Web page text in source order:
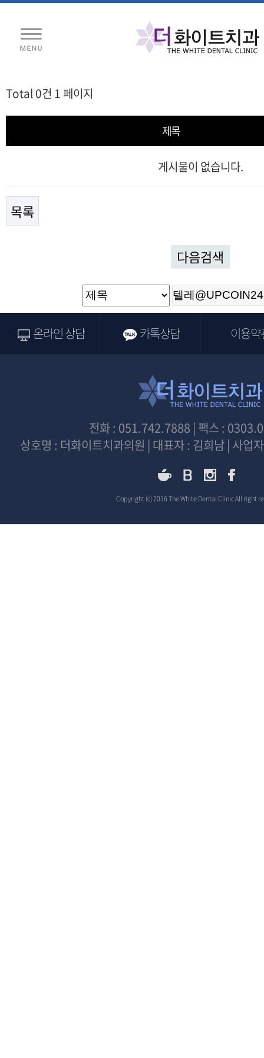
Total 0건 1 페이지
제목
게시물이 없습니다.
목록
다음검색
온라인 상담 카톡상담 이용약
전화 : 051.742.7888 | 팩스 :
상호명 : 더화이트치과의원 | 대표자 : 김희남 | 사
Copyright (c) 2016 The White Dental Clinic All right